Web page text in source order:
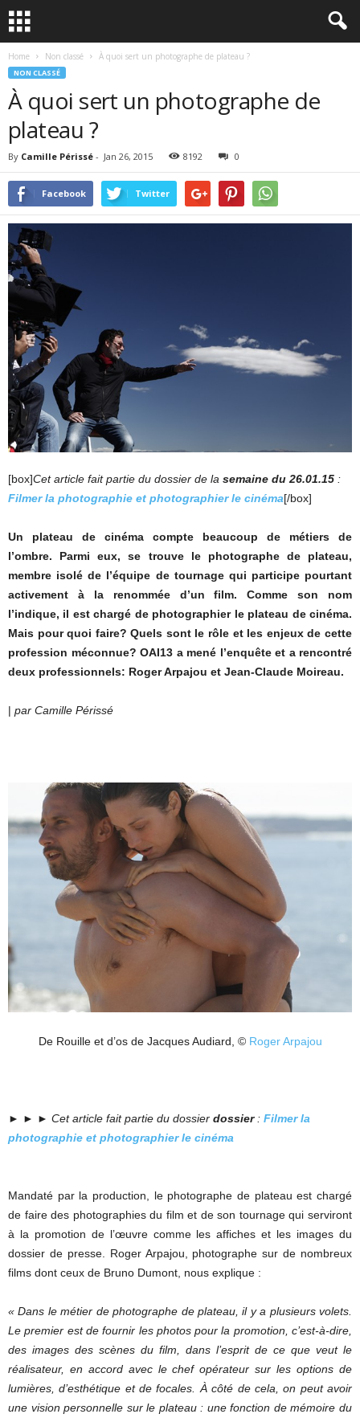
Home Non classé À quoi sert un photographe de plateau ?
NON CLASSÉ
À quoi sert un photographe de
plateau ?
By Camille Périssé - Jan 26, 2015 8192 0
Facebook Twitter
[box]Cet article fait partie du dossier de la semaine du 26.01.15 :
Filmer la photographie et photographier le cinéma[/box]
Un plateau de cinéma compte beaucoup de métiers de
l’ombre. Parmi eux, se trouve le photographe de plateau,
membre isolé de l’équipe de tournage qui participe pourtant
activement à la renommée d’un film. Comme son nom
l’indique, il est chargé de photographier le plateau de cinéma.
Mais pour quoi faire? Quels sont le rôle et les enjeux de cette
profession méconnue? OAI13 a mené l’enquête et a rencontré
deux professionnels: Roger Arpajou et Jean-Claude Moireau.
| par Camille Périssé
De Rouille et d’os de Jacques Audiard, © Roger Arpajou
► ► ► Cet article fait partie du dossier dossier: Filmer la
photographie et photographier le cinéma
Mandaté par la production, le photographe de plateau est chargé
de faire des photographies du film et de son tournage qui serviront
à la promotion de l’œuvre comme les affiches et les images du
dossier de presse. Roger Arpajou, photographe sur de nombreux
films dont ceux de Bruno Dumont, nous explique :
« Dans le métier de photographe de plateau, il y a plusieurs volets.
Le premier est de fournir les photos pour la promotion, c’est-à-dire,
des images des scènes du film, dans l’esprit de ce que veut le
réalisateur, en accord avec le chef opérateur sur les options de
lumières, d’esthétique et de focales. À côté de cela, on peut avoir
une vision personnelle sur le plateau : une fonction de mémoire du